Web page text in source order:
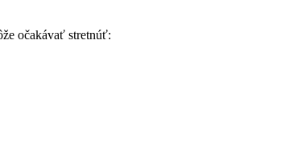
očakávať stretnúť: